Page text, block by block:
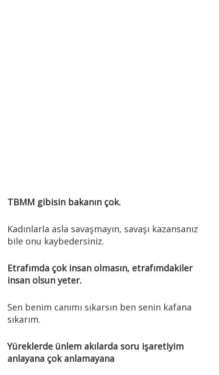
TBMM gibisin bakanın çok.
Kadınlarla asla savaşmayın, savaşı kazansanız
bile onu kaybedersiniz.
Etrafımda çok insan olmasın, etrafımdakiler
insan olsun yeter.
Sen benim canımı sıkarsın ben senin kafana
sıkarım.
Yüreklerde ünlem akılarda soru işaretiyim
anlayana çok anlamayana